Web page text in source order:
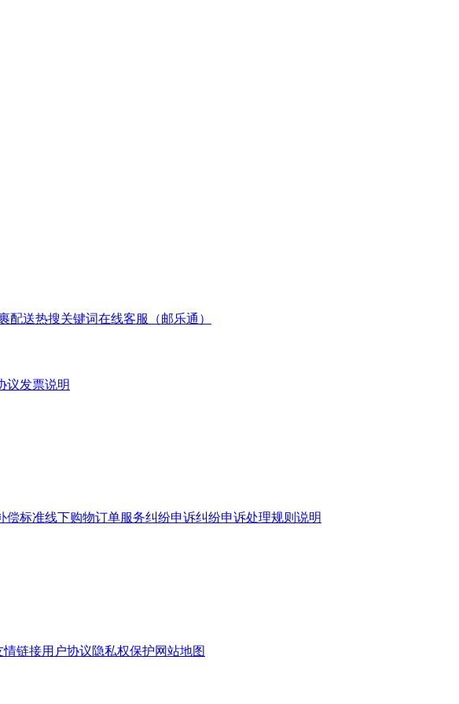
配送热搜关键词在线客服（邮乐通）
议发票说明
偿标准线下购物订单服务纠纷申诉纠纷申诉处理规则说明
情链接用户协议隐私权保护网站地图